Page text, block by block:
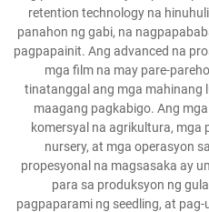
retention technology na
panahon ng gabi, na
pagpapainit. Ang advanced na
mga film na may pare-
tinatanggal ang mga mahinang
maagang pagkabigo. Ang
komersyal na agrikultura, mga
nursery, at mga operasyon
propesyonal na magsasaka ay
para sa produksyon ng
pagpaparami ng seedling, at